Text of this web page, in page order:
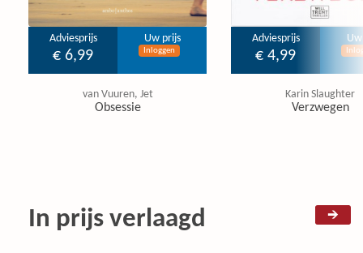
Adviesprijs
€ 6,99
Uw prijs
Inloggen
van Vuuren, Jet
Obsessie
Adviesprijs
€ 4,99
Karin Slaughter
Verzwegen
In prijs verlaagd